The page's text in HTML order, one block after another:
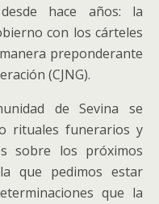
hace años: la
con los cárteles
preponderante
(CJNG).
de Sevina se
rituales funerarios y
sobre los próximos
que pedimos estar
que la